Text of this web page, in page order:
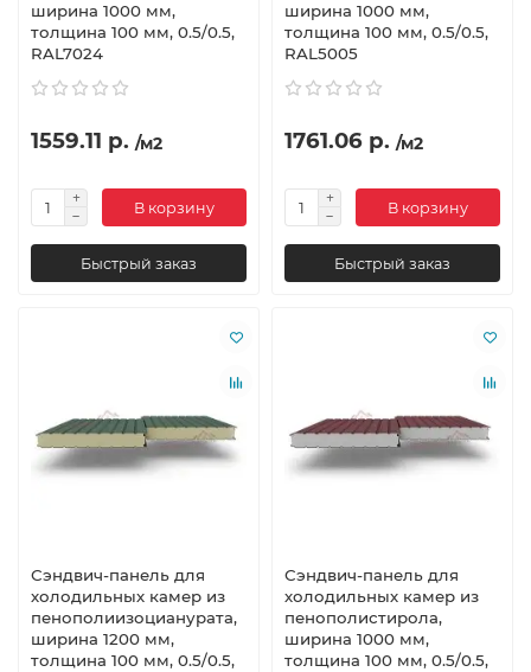
ширина 1000 мм,
толщина 100 мм, 0.5/0.5,
RAL7024
1559.11 р. /м2
В корзину
Быстрый заказ
ширина 1000 мм,
толщина 100 мм, 0.5/0.5,
RAL5005
1761.06 р. /м2
В корзину
Быстрый заказ
Сэндвич-панель для
холодильных камер из
пенополиизоцианурата,
ширина 1200 мм,
толщина 100 мм, 0.5/0.5,
Сэндвич-панель для
холодильных камер из
пенополистирола,
ширина 1000 мм,
толщина 100 мм, 0.5/0.5,